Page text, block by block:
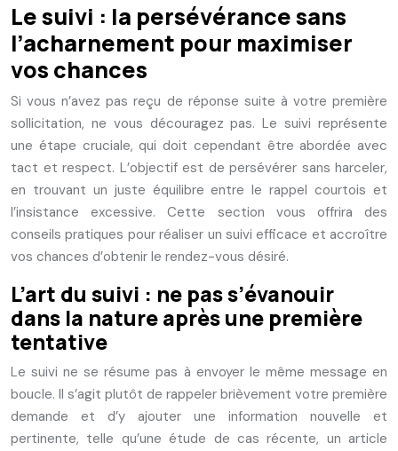
Le suivi : la persévérance sans
l’acharnement pour maximiser
vos chances
Si vous n’avez pas reçu de réponse suite à votre première
sollicitation, ne vous découragez pas. Le suivi représente
une étape cruciale, qui doit cependant être abordée avec
tact et respect. L’objectif est de persévérer sans harceler,
en trouvant un juste équilibre entre le rappel courtois et
l’insistance excessive. Cette section vous offrira des
conseils pratiques pour réaliser un suivi efficace et accroître
vos chances d’obtenir le rendez-vous désiré.
L’art du suivi : ne pas s’évanouir
dans la nature après une première
tentative
Le suivi ne se résume pas à envoyer le même message en
boucle. Il s’agit plutôt de rappeler brièvement votre première
demande et d’y ajouter une information nouvelle et
pertinente, telle qu’une étude de cas récente, un article